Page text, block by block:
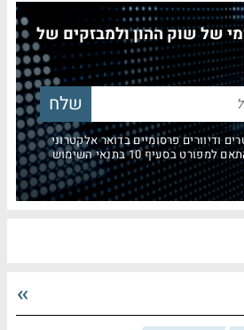
של שוק ההון ולמבזקים של
ודיוורים פרסומיים בדואר אלקטרוני
בסעיף 10 בתנאי השימוש